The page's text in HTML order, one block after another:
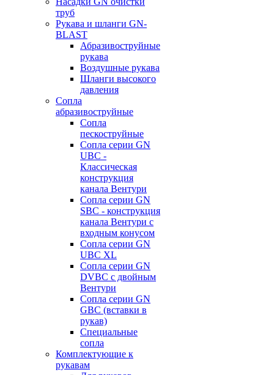
труб
Рукава и шланги GN-
BLAST
Абразивоструйные
рукава
Воздушные рукава
Шланги высокого
давления
Сопла
абразивоструйные
Сопла
пескоструйные
Сопла серии GN
UBC -
Классическая
конструкция
канала Вентури
Сопла серии GN
SBC - конструкция
канала Вентури c
входным конусом
Сопла серии GN
UBC XL
Сопла серии GN
DVBC с двойным
Вентури
Сопла серии GN
GBC (вставки в
рукав)
Специальные
сопла
Комплектующие к
рукавам